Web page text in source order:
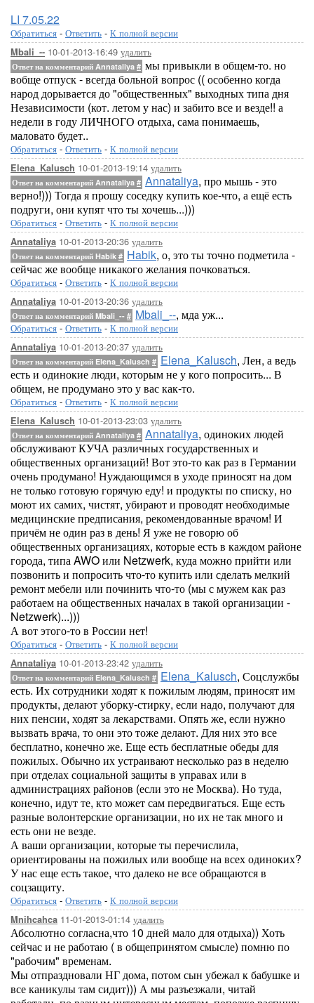
LI 7.05.22
Обратиться - Ответить - К полной версии
Mbali_-- 10-01-2013-16:49 удалить
Ответ на комментарий Annataliya # мы привыкли в общем-то. но
вобще отпуск - всегда больной вопрос (( особенно когда
народ дорывается до "общественных" выходных типа дня
Независимости (кот. летом у нас) и забито все и везде!! а
недели в году ЛИЧНОГО отдыха, сама понимаешь,
маловато будет..
Обратиться - Ответить - К полной версии
Elena_Kalusch 10-01-2013-19:14 удалить
Ответ на комментарий Annataliya # Annataliya, про мышь - это
верно!))) Тогда я прошу соседку купить кое-что, а ещё есть
подруги, они купят что ты хочешь...)))
Обратиться - Ответить - К полной версии
Annataliya 10-01-2013-20:36 удалить
Ответ на комментарий Habik # Habik, о, это ты точно подметила -
сейчас же вообще никакого желания почковаться.
Обратиться - Ответить - К полной версии
Annataliya 10-01-2013-20:36 удалить
Ответ на комментарий Mbali_-- # Mbali_--, мда уж...
Обратиться - Ответить - К полной версии
Annataliya 10-01-2013-20:37 удалить
Ответ на комментарий Elena_Kalusch # Elena_Kalusch, Лен, а ведь
есть и одинокие люди, которым не у кого попросить... В
общем, не продумано это у вас как-то.
Обратиться - Ответить - К полной версии
Elena_Kalusch 10-01-2013-23:03 удалить
Ответ на комментарий Annataliya # Annataliya, одиноких людей
обслуживают КУЧА различных государственных и
общественных организаций! Вот это-то как раз в Германии
очень продумано! Нуждающимся в уходе приносят на дом
не только готовую горячую еду! и продукты по списку, но
моют их самих, чистят, убирают и проводят необходимые
медицинские предписания, рекомендованные врачом! И
причём не один раз в день! Я уже не говорю об
общественных организациях, которые есть в каждом районе
города, типа AWO или Netzwerk, куда можно прийти или
позвонить и попросить что-то купить или сделать мелкий
ремонт мебели или починить что-то (мы с мужем как раз
работаем на общественных началах в такой организации -
Netzwerk)...)))
А вот этого-то в России нет!
Обратиться - Ответить - К полной версии
Annataliya 10-01-2013-23:42 удалить
Ответ на комментарий Elena_Kalusch # Elena_Kalusch, Соцслужбы
есть. Их сотрудники ходят к пожилым людям, приносят им
продукты, делают уборку-стирку, если надо, получают для
них пенсии, ходят за лекарствами. Опять же, если нужно
вызвать врача, то они это тоже делают. Для них это все
бесплатно, конечно же. Еще есть бесплатные обеды для
пожилых. Обычно их устраивают несколько раз в неделю
при отделах социальной защиты в управах или в
администрациях районов (если это не Москва). Но туда,
конечно, идут те, кто может сам передвигаться. Еще есть
разные волонтерские организации, но их не так много и
есть они не везде.
А ваши организации, которые ты перечислила,
ориентированы на пожилых или вообще на всех одиноких?
У нас еще есть такое, что далеко не все обращаются в
соцзащиту.
Обратиться - Ответить - К полной версии
Mnihcahca 11-01-2013-01:14 удалить
Абсолютно согласна,что 10 дней мало для отдыха)) Хоть
сейчас и не работаю ( в общепринятом смысле) помню по
"рабочим" временам.
Мы отпраздновали НГ дома, потом сын убежал к бабушке и
все каникулы там сидит))) А мы разъезжали, читай